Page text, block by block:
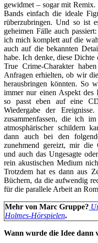
gewidmet – sogar mit
Bands einfach die ideale
rüberzubringen. Und so ist
geheimen Fälle auch
ich mich komplett auf die
auch auf die bekannten
habe. Ich denke, diese Dichte
True Crime-Charakter
Anfragen erhielten, ob wir
herausbringen könnten. So
immer nur einen Aspekt des
so passt eben auf eine
Wiedergabe der
zusammenfassen, die ich
atmosphärischer schildern
dann auch bei den
zunehmend gereizt, mir die
und auch das Ungesagte
rein akustischen Medium
Trotzdem hat es dann aus
Büchern, da die aufwendig
für die parallele Arbeit an
Mehr von Marc Gruppe?
Holmes-Hörspielen.
Wann wurde die Idee dann